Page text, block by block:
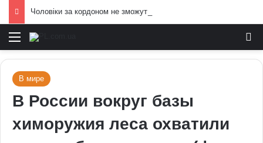
Меню
В мире
В России вокруг базы
химоружия леса охватили